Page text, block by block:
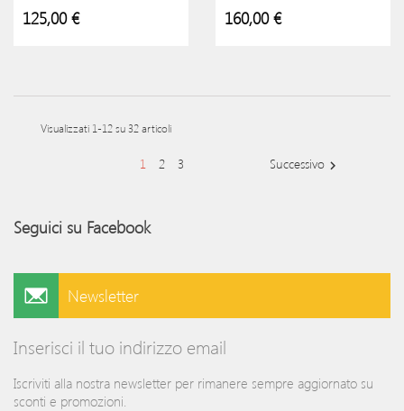
125,00 €
160,00 €
Visualizzati 1-12 su 32 articoli
1 2 3 Successivo 
Seguici su Facebook
Newsletter
Inserisci il tuo indirizzo email
Iscriviti alla nostra newsletter per rimanere sempre aggiornato su
sconti e promozioni.